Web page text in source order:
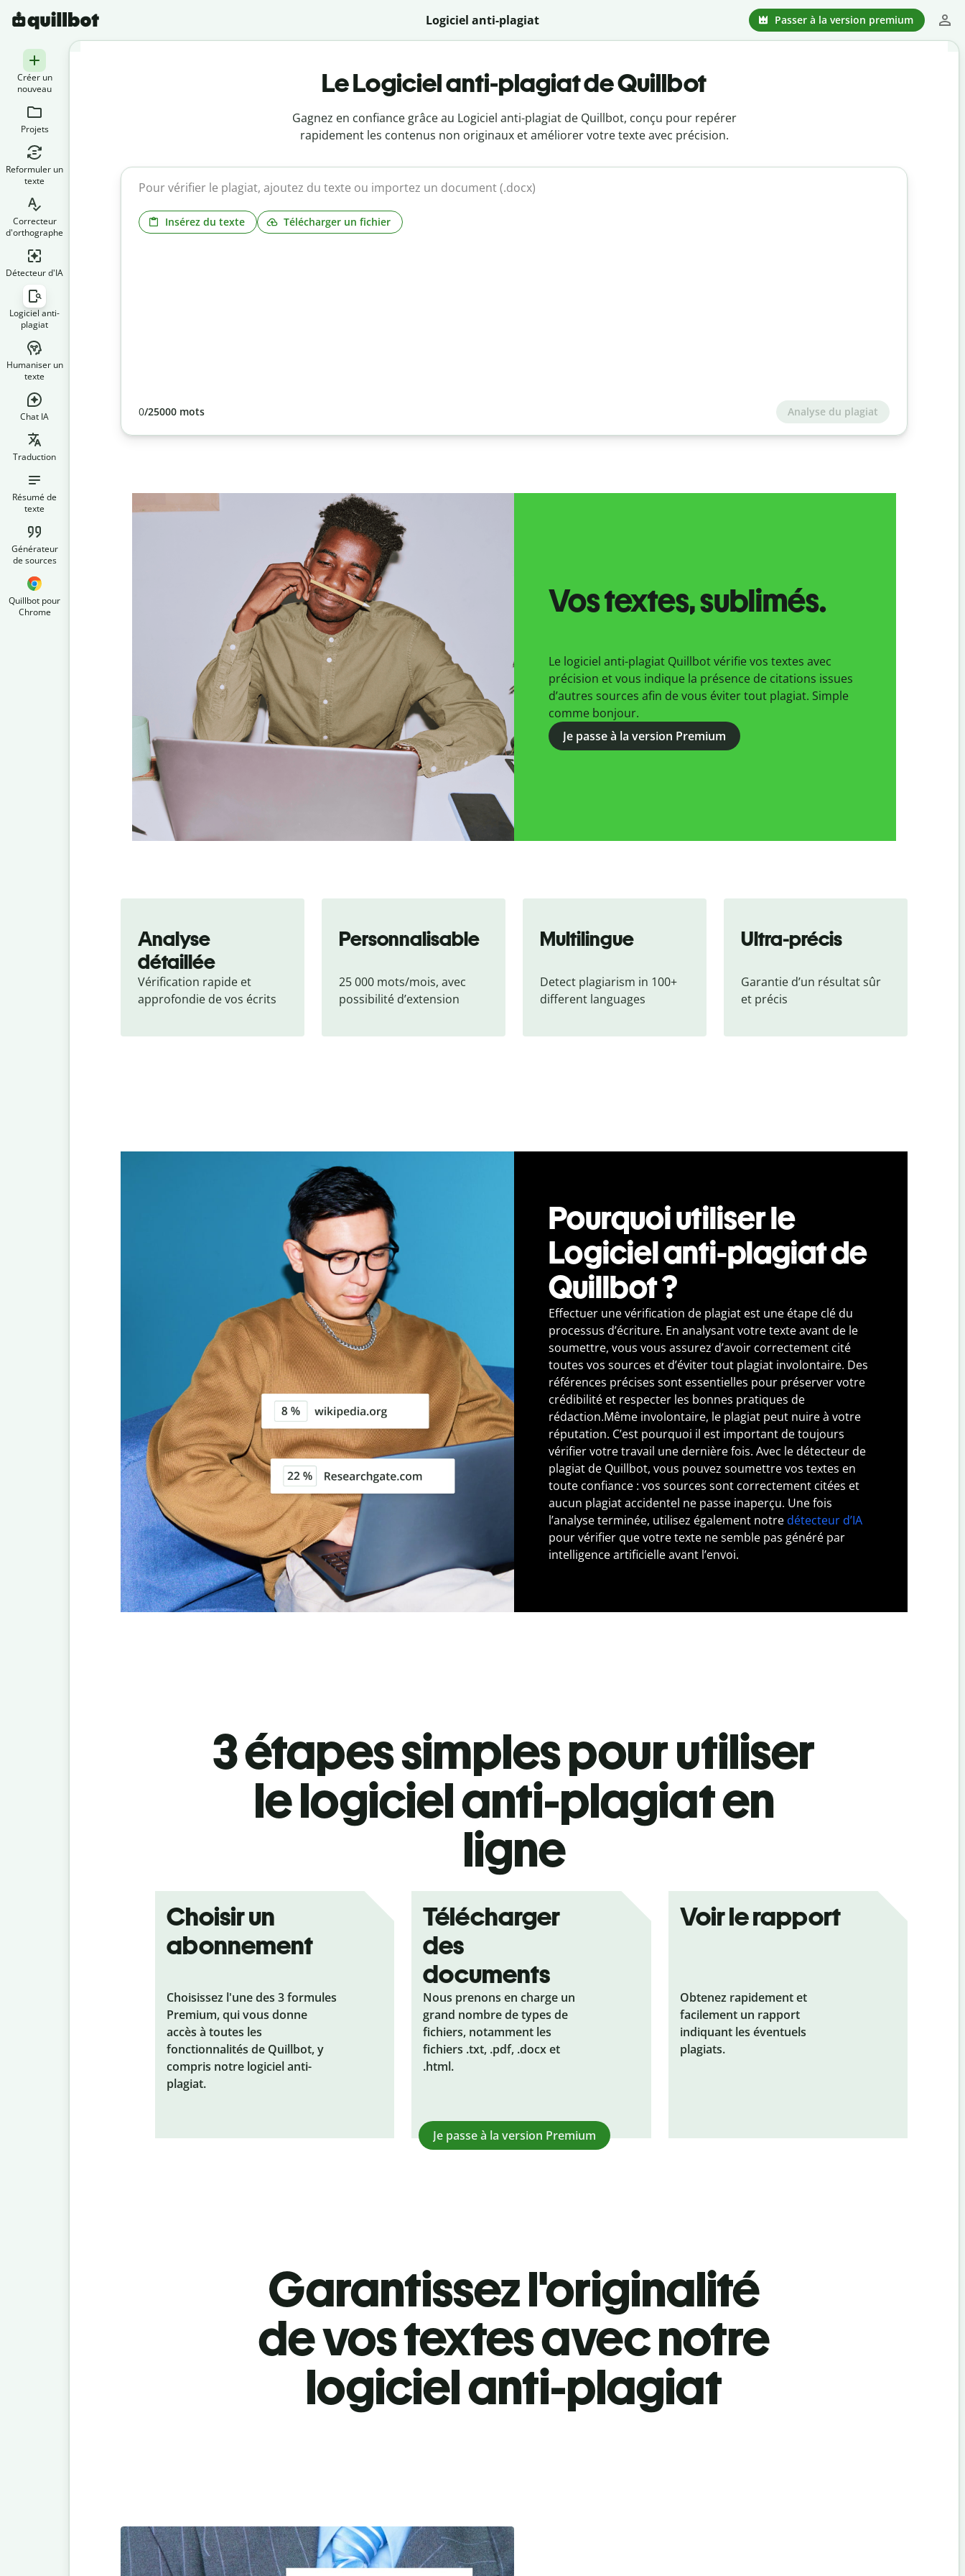
Logiciel anti-plagiat Passer à la version premium
Créer un
nouveau
Projets
Reformuler un
texte
Correcteur
d'orthographe
Détecteur d'IA
Logiciel anti-
plagiat
Humaniser un
texte
Chat IA
Traduction
Résumé de
texte
Générateur
de sources
Quillbot pour
Chrome
Le Logiciel anti-plagiat de Quillbot
Gagnez en confiance grâce au Logiciel anti-plagiat de Quillbot, conçu pour repérer
rapidement les contenus non originaux et améliorer votre texte avec précision.
Insérez du texte Télécharger un fichier
0/25000 mots Analyse du plagiat
Vos textes, sublimés.
Le logiciel anti-plagiat Quillbot vérifie vos textes avec
précision et vous indique la présence de citations issues
d’autres sources afin de vous éviter tout plagiat. Simple
comme bonjour.
Je passe à la version Premium
Analyse
détaillée
Vérification rapide et
approfondie de vos écrits
Personnalisable
25 000 mots/mois, avec
possibilité d’extension
Multilingue
Detect plagiarism in 100+
different languages
Ultra-précis
Garantie d’un résultat sûr
et précis
Pourquoi utiliser le
Logiciel anti-plagiat de
Quillbot ?
Effectuer une vérification de plagiat est une étape clé du
processus d’écriture. En analysant votre texte avant de le
soumettre, vous vous assurez d’avoir correctement cité
toutes vos sources et d’éviter tout plagiat involontaire. Des
références précises sont essentielles pour préserver votre
crédibilité et respecter les bonnes pratiques de
rédaction.Même involontaire, le plagiat peut nuire à votre
réputation. C’est pourquoi il est important de toujours
vérifier votre travail une dernière fois. Avec le détecteur de
plagiat de Quillbot, vous pouvez soumettre vos textes en
toute confiance : vos sources sont correctement citées et
aucun plagiat accidentel ne passe inaperçu. Une fois
l’analyse terminée, utilisez également notredétecteur d’IA
pour vérifier que votre texte ne semble pas généré par
intelligence artificielle avant l’envoi.
3 étapes simples pour utiliser
le logiciel anti-plagiat en
ligne
Choisir un
abonnement
Choisissez l'une des 3 formules
Premium, qui vous donne
accès à toutes les
fonctionnalités de Quillbot, y
compris notre logiciel anti-
plagiat.
Télécharger
des
documents
Nous prenons en charge un
grand nombre de types de
fichiers, notamment les
fichiers .txt, .pdf, .docx et
.html.
Voir le rapport
Obtenez rapidement et
facilement un rapport
indiquant les éventuels
plagiats.
Je passe à la version Premium
Garantissez l'originalité
de vos textes avec notre
logiciel anti-plagiat